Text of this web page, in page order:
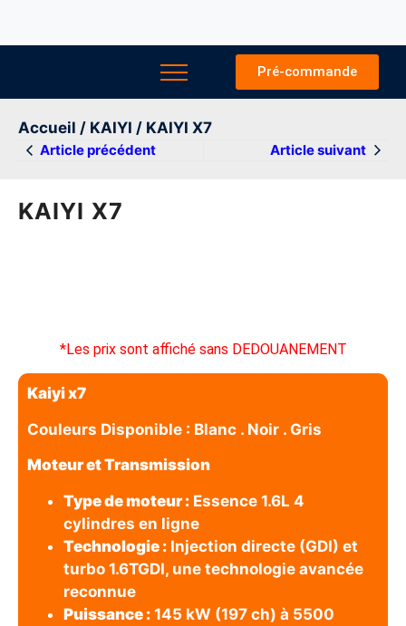
Pré-commande
Accueil / KAIYI / KAIYI X7
Article précédent Article suivant
KAIYI X7
*Les prix sont affiché sans DEDOUANEMENT
Kaiyi x7
Couleurs Disponible : Blanc . Noir . Gris
Moteur et Transmission
Type de moteur : Essence 1.6L 4
cylindres en ligne
Technologie : Injection directe (GDI) et
turbo 1.6TGDI, une technologie avancée
reconnue
Puissance : 145 kW (197 ch) à 5500